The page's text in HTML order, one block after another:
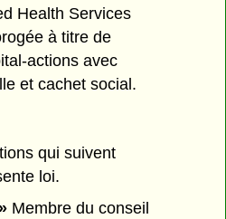
Health Services
à titre de
actions avec
et cachet social.
qui suivent
loi.
Membre du conseil